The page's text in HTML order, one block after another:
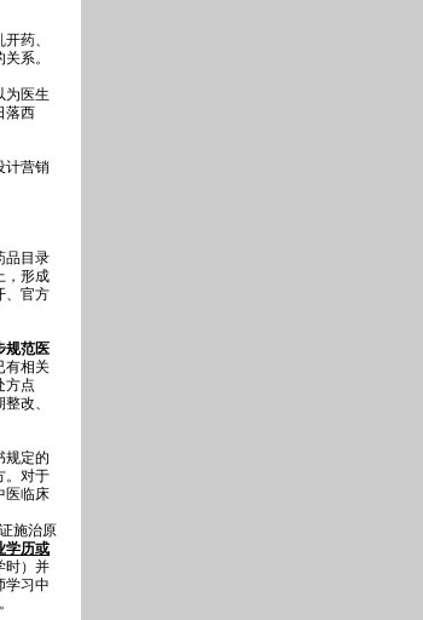
药、
系。
为医生
落西
计营销
品目录
，形成
、官方
规范医
有相关
方点
改、
规定的
。对于
医临床
施治原
学历或
时）并
学习中